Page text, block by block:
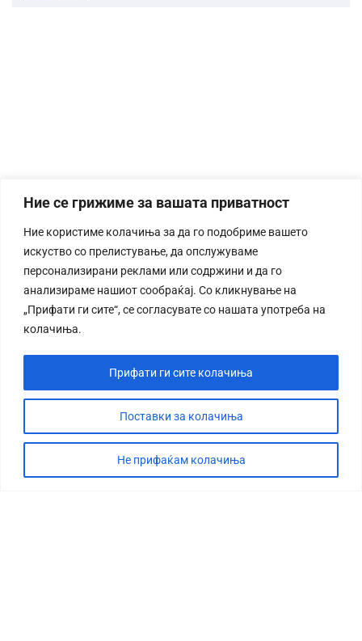
Ние се грижиме за вашата приватност
Ние користиме колачиња за да го подобриме вашето
искуство со прелистување, да опслужуваме
персонализирани реклами или содржини и да го
анализираме нашиот сообраќај. Со кликнување на
„Прифати ги сите“, се согласувате со нашата употреба на
колачиња.
Поставки за колачиња
Не прифаќам колачиња
Прифати ги сите колачиња